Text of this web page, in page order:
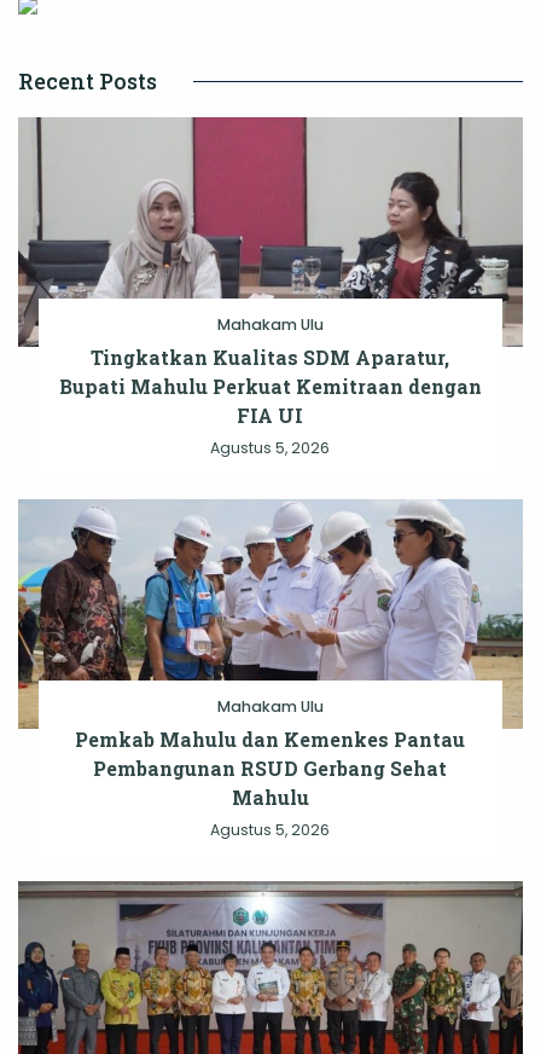
Recent Posts
Mahakam Ulu
Tingkatkan Kualitas SDM Aparatur,
Bupati Mahulu Perkuat Kemitraan dengan
FIA UI
Agustus 5, 2026
Mahakam Ulu
Pemkab Mahulu dan Kemenkes Pantau
Pembangunan RSUD Gerbang Sehat
Mahulu
Agustus 5, 2026